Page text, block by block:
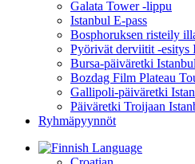
Galata Tower -lippu
Istanbul E-pass
Bosphoruksen risteily
Pyörivät derviitit -esitys
Bursa-päiväretki
Bozdag Film Plateau
Gallipoli-päiväretki
Päiväretki Troijaan
Ryhmäpyynnöt
Language